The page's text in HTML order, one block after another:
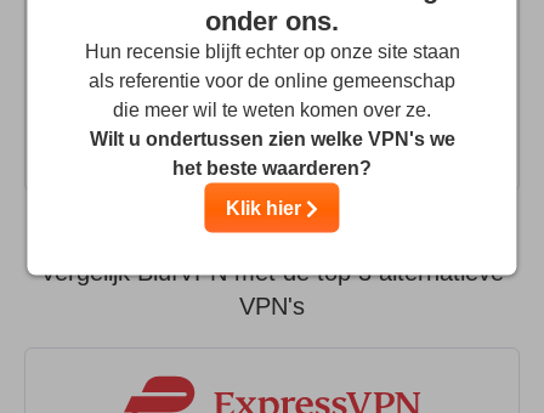
platforms than Android and PC. I asked about web
browser extension and got to their Beta tester group on
that. So far it seems to work really well, and as far as I
know, the browser extension is going live to all customers
soon.
Vergelijk BlufVPN met de top 3 alternatieve
VPN's
onder ons.
Hun recensie blijft echter op onze site staan
als referentie voor de online gemeenschap
die meer wil te weten komen over ze.
Wilt u ondertussen zien welke VPN's we
het beste waarderen?
Klik hier